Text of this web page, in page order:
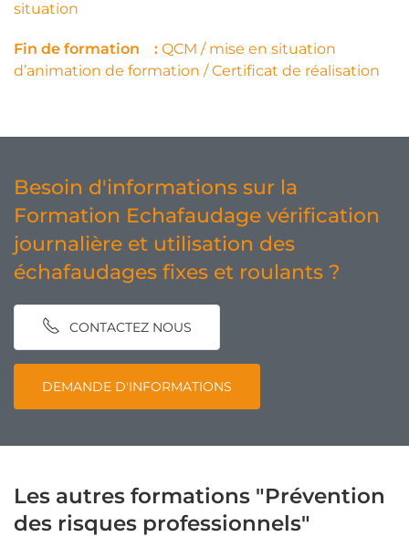
situation
Fin de formation : QCM / mise en situation
d’animation de formation / Certificat de réalisation
Besoin d'informations sur la
Formation Echafaudage vérification
journalière et utilisation des
échafaudages fixes et roulants ?
CONTACTEZ NOUS
DEMANDE D'INFORMATIONS
Les autres formations "Prévention
des risques professionnels"